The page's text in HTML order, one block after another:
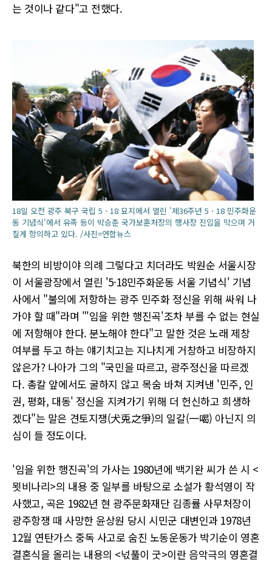
는 것이나 같다"고 전했다.
18일 오전 광주 북구 국립 5ㆍ18 묘지에서 열린 '제36주년 5ㆍ18 민주화운
동 기념식'에서 유족 등이 박승춘 국가보훈처장의 행사장 진입을 막으며 거
칠게 항의하고 있다. /사진=연합뉴스
북한의 비방이야 의례 그렇다고 치더라도 박원순 서울시장
이 서울광장에서 열린 '5·18민주화운동 서울 기념식' 기념
사에서 "불의에 저항하는 광주 민주화 정신을 위해 싸워 나
가야 할 때"라며 "'임을 위한 행진곡'조차 부를 수 없는 현실
에 저항해야 한다. 분노해야 한다"고 말한 것은 노래 제창
여부를 두고 하는 얘기치고는 지나치게 거창하고 비장하지
않은가? 나아가 그의 "국민을 따르고, 광주정신을 따르겠
다. 총칼 앞에서도 굴하지 않고 목숨 바쳐 지켜낸 '민주, 인
권, 평화, 대동' 정신을 지켜가기 위해 더 헌신하고 희생하
겠다"는 말은 견토지쟁(犬兎之爭)의 일갈(一喝) 아닌지 의
심이 들 정도이다.
'임을 위한 행진곡'의 가사는 1980년에 백기완 씨가 쓴 시 <
묏비나리>의 내용 중 일부를 바탕으로 소설가 황석영이 작
사했고, 곡은 1982년 현 광주문화재단 김종률 사무처장이
광주항쟁 때 사망한 윤상원 당시 시민군 대변인과 1978년
12월 연탄가스 중독 사고로 숨진 노동운동가 박기순이 영혼
결혼식을 올리는 내용의 <넋풀이 굿>이란 음악극의 영혼결